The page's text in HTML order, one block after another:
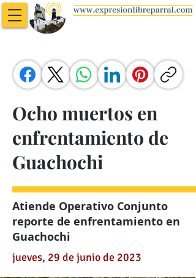
Ocho muertos en
enfrentamiento de
Guachochi
Atiende Operativo Conjunto
reporte de enfrentamiento en
Guachochi
jueves, 29 de junio de 2023